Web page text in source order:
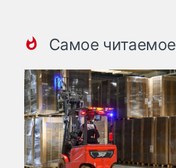
Самое читаемое